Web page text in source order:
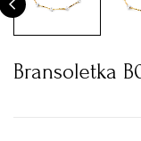
Bransoletka